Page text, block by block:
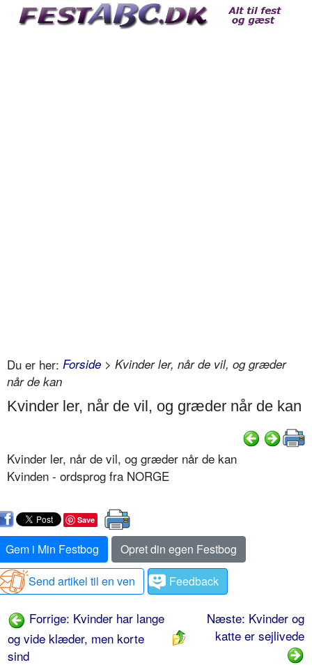
Du er her: Forside > Kvinder ler, når de vil, og græder
når de kan
Kvinder ler, når de vil, og græder når de kan
Kvinder ler, når de vil, og græder når de kan
Kvinden - ordsprog fra NORGE
Save
Gem i Min Festbog
Opret din egen Festbog
Send artikel til en ven
Feedback
Forrige: Kvinder har lange
og vide klæder, men korte
sind
Næste: Kvinder og
katte er sejlivede